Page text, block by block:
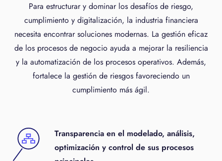
Para estructurar y dominar los desafíos de riesgo,
cumplimiento y digitalización, la industria financiera
necesita encontrar soluciones modernas. La gestión eficaz
de los procesos de negocio ayuda a mejorar la resiliencia
y la automatización de los procesos operativos. Además,
fortalece la gestión de riesgos favoreciendo un
cumplimiento más ágil.
Transparencia en el modelado, análisis,
optimización y control de sus procesos